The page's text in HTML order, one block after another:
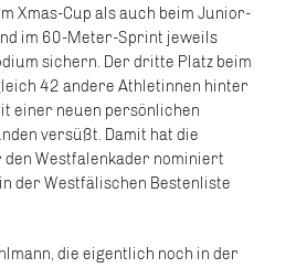
Xmas-Cup als auch beim Junior-
im 60-Meter-Sprint jeweils
sichern. Der dritte Platz beim
42 andere Athletinnen hinter
einer neuen persönlichen
versüßt. Damit hat die
Westfalenkader nominiert
der Westfälischen Bestenliste
die eigentlich noch in der